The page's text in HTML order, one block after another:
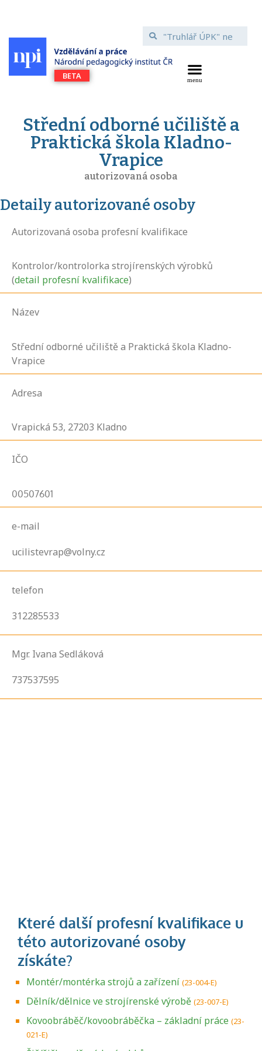
Střední odborné učiliště a
Praktická škola Kladno-
Vrapice
autorizovaná osoba
Detaily autorizované osoby
Autorizovaná osoba profesní kvalifikace
Kontrolor/kontrolorka strojírenských výrobků
(detail profesní kvalifikace)
Název
Střední odborné učiliště a Praktická škola Kladno-
Vrapice
Adresa
Vrapická 53, 27203 Kladno
IČO
00507601
e-mail
ucilistevrap@volny.cz
telefon
312285533
Mgr. Ivana Sedláková
737537595
Montér/montérka strojů a zařízení (23-004-E)
Dělník/dělnice ve strojírenské výrobě (23-007-E)
Kovoobráběč/kovoobráběčka – základní práce (23-
021-E)